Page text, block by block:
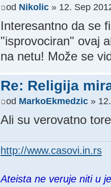
od Nikolic» 12. Sep
Interesantno da se
"isprovociran" ovaj
na netu! Može se
Re: Religija
od MarkoEkmedzic»
Ali su verovatno
http://www.casovi.in.rs
Ateista ne veruje niti u